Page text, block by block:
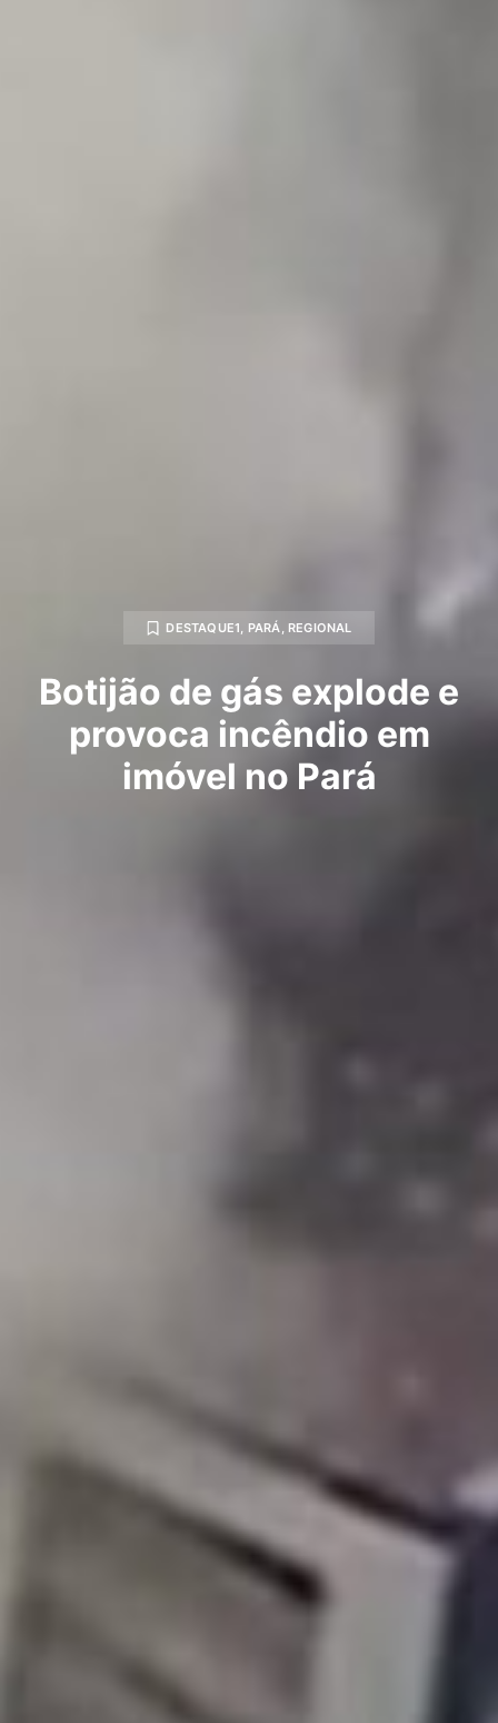
DESTAQUE1, PARÁ, REGIONAL
Botijão de gás explode e
provoca incêndio em
imóvel no Pará